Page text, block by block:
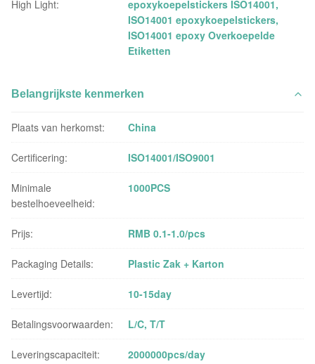
High Light: epoxykoepelstickers ISO14001,
ISO14001 epoxykoepelstickers,
ISO14001 epoxy Overkoepelde
Etiketten
Belangrijkste kenmerken
Plaats van herkomst: China
Certificering: ISO14001/ISO9001
Minimale
bestelhoeveelheid:
1000PCS
Prijs: RMB 0.1-1.0/pcs
Packaging Details: Plastic Zak + Karton
Levertijd: 10-15day
Betalingsvoorwaarden: L/C, T/T
Leveringscapaciteit: 2000000pcs/day